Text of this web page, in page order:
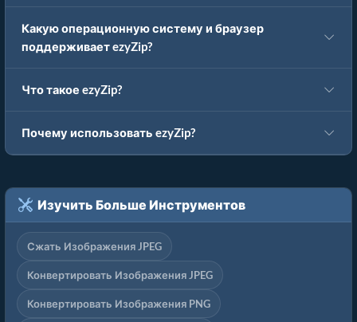
Какую операционную систему и браузер
поддерживает ezyZip?
Что такое ezyZip?
Почему использовать ezyZip?
Изучить Больше Инструментов
Сжать Изображения JPEG
Конвертировать Изображения JPEG
Конвертировать Изображения PNG